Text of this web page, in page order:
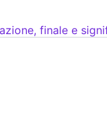
finale e